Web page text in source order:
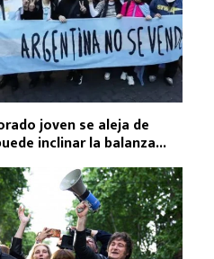
joven se aleja de
inclinar la balanza...